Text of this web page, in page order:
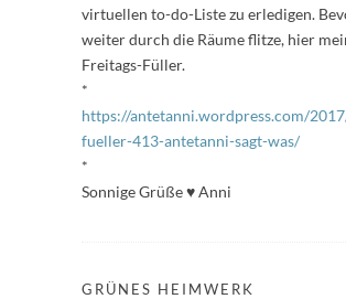
virtuellen to-do-Liste zu erledigen.
weiter durch die Räume flitze, hier
Freitags-Füller.
*
https://antetanni.wordpress.com/
fueller-413-antetanni-sagt-was/
*
Sonnige Grüße ♥ Anni
GRÜNES HEIMWERK